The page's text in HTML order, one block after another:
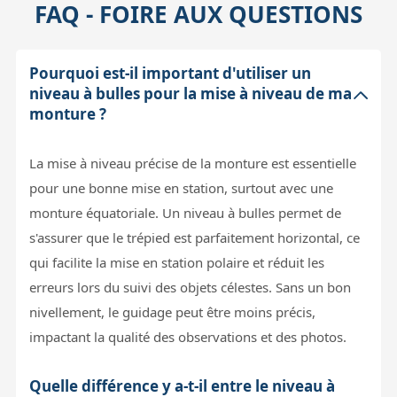
FAQ - FOIRE AUX QUESTIONS
Pourquoi est-il important d'utiliser un
niveau à bulles pour la mise à niveau de ma
monture ?
La mise à niveau précise de la monture est essentielle
pour une bonne mise en station, surtout avec une
monture équatoriale. Un niveau à bulles permet de
s'assurer que le trépied est parfaitement horizontal, ce
qui facilite la mise en station polaire et réduit les
erreurs lors du suivi des objets célestes. Sans un bon
nivellement, le guidage peut être moins précis,
impactant la qualité des observations et des photos.
Quelle différence y a-t-il entre le niveau à